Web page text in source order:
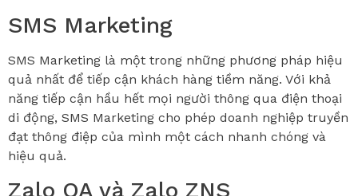
SMS Marketing
SMS Marketing là một trong những phương pháp hiệu
quả nhất để tiếp cận khách hàng tiềm năng. Với khả
năng tiếp cận hầu hết mọi người thông qua điện thoại
di động, SMS Marketing cho phép doanh nghiệp truyền
đạt thông điệp của mình một cách nhanh chóng và
hiệu quả.
Zalo OA và Zalo ZNS